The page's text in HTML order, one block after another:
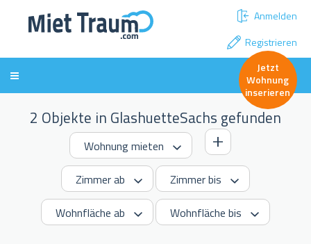
Anmelden
Registrieren
Jetzt
Wohnung
inserieren
2 Objekte in GlashuetteSachs gefunden